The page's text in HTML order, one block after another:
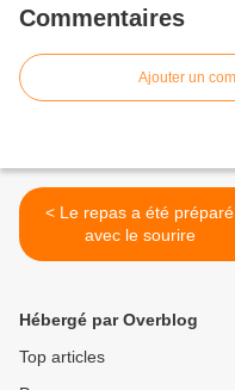
Commentaires
Ajouter un
< Le repas a été préparé
avec le sourire
Hébergé par Overblog
Top articles